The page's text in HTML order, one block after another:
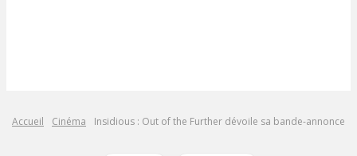
Accueil Cinéma Insidious : Out of the Further dévoile sa bande-annonce